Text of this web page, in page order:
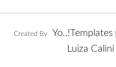
Created By Yo..!Templates
Luiza Calini